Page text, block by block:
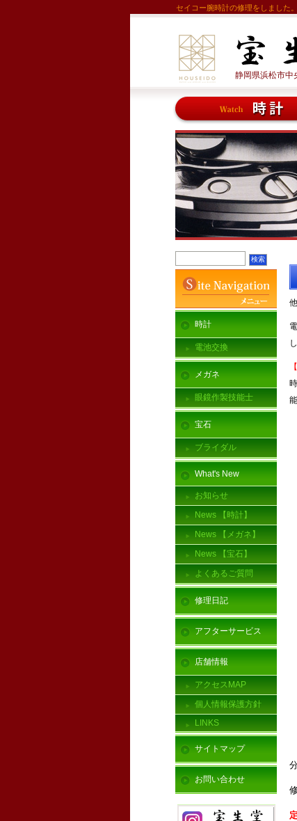
セイコー腕時計の修理をしました
静岡県浜松市
時計
電池交換
メガネ
眼鏡作製技能士
宝石
ブライダル
What's New
お知らせ
News 【時計】
News 【メガネ】
News 【宝石】
よくあるご質問
修理日記
アフターサービス
店舗情報
アクセスMAP
個人情報保護方針
LINKS
サイトマップ
お問い合わせ